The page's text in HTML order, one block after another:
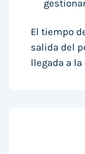
El tiempo
salida del
llegada a